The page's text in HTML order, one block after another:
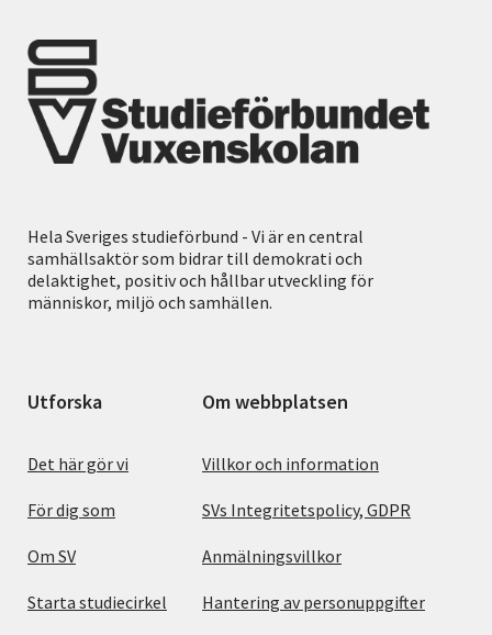
Hela Sveriges studieförbund - Vi är en central
samhällsaktör som bidrar till demokrati och
delaktighet, positiv och hållbar utveckling för
människor, miljö och samhällen.
Utforska
Det här gör vi
För dig som
Om SV
Starta studiecirkel
Om webbplatsen
Villkor och information
SVs Integritetspolicy, GDPR
Anmälningsvillkor
Hantering av personuppgifter